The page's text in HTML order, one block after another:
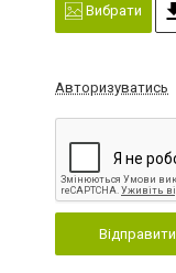
Вибрати
Авторизуватись
Відправити